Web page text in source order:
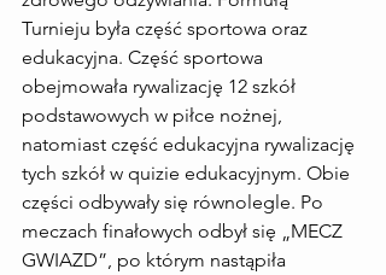
Turnieju była część sportowa oraz
edukacyjna. Część sportowa
obejmowała rywalizację 12 szkół
podstawowych w piłce nożnej,
natomiast część edukacyjna rywalizację
tych szkół w quizie edukacyjnym. Obie
części odbywały się równolegle. Po
meczach finałowych odbył się „MECZ
GWIAZD”, po którym nastąpiła